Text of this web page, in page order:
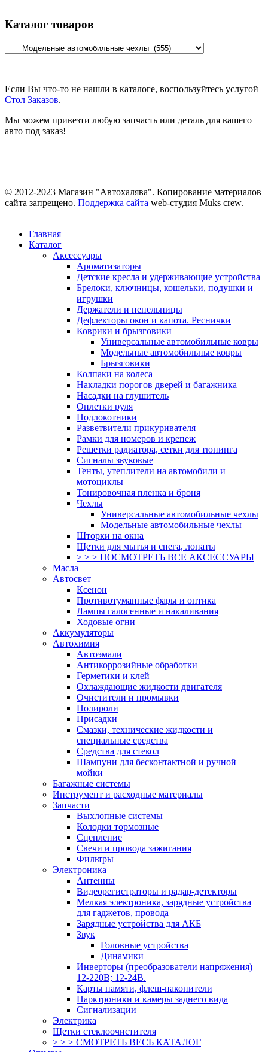
Каталог товаров
Если Вы что-то не нашли в каталоге, воспользуйтесь услугой
Стол Заказов.
Мы можем привезти любую запчасть или деталь для вашего
авто под заказ!
© 2012-2023 Магазин "Автохалява". Копирование материалов
сайта запрещено. Поддержка сайта web-студия Muks crew.
Главная
Каталог
Аксессуары
Ароматизаторы
Детские кресла и удерживающие устройства
Брелоки, ключницы, кошельки, подушки и
игрушки
Держатели и пепельницы
Дефлекторы окон и капота. Реснички
Коврики и брызговики
Универсальные автомобильные ковры
Модельные автомобильные ковры
Брызговики
Колпаки на колеса
Накладки порогов дверей и багажника
Насадки на глушитель
Оплетки руля
Подлокотники
Разветвители прикуривателя
Рамки для номеров и крепеж
Решетки радиатора, сетки для тюнинга
Сигналы звуковые
Тенты, утеплители на автомобили и
мотоциклы
Тонировочная пленка и броня
Чехлы
Универсальные автомобильные чехлы
Модельные автомобильные чехлы
Шторки на окна
Щетки для мытья и снега, лопаты
> > > ПОСМОТРЕТЬ ВСЕ АКСЕССУАРЫ
Масла
Автосвет
Ксенон
Противотуманные фары и оптика
Лампы галогенные и накаливания
Ходовые огни
Аккумуляторы
Автохимия
Автоэмали
Антикоррозийные обработки
Герметики и клей
Охлаждающие жидкости двигателя
Очистители и промывки
Полироли
Присадки
Смазки, технические жидкости и
специальные средства
Средства для стекол
Шампуни для бесконтактной и ручной
мойки
Багажные системы
Инструмент и расходные материалы
Запчасти
Выхлопные системы
Колодки тормозные
Сцепление
Свечи и провода зажигания
Фильтры
Электроника
Антенны
Видеорегистраторы и радар-детекторы
Мелкая электроника, зарядные устройства
для гаджетов, провода
Зарядные устройства для АКБ
Звук
Головные устройства
Динамики
Инверторы (преобразователи напряжения)
12-220В; 12-24В.
Карты памяти, флеш-накопители
Парктроники и камеры заднего вида
Сигнализации
Электрика
Щетки стеклоочистителя
> > > СМОТРЕТЬ ВЕСЬ КАТАЛОГ